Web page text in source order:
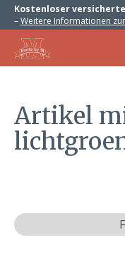
Kostenloser
–Weitere Informationen
Artikel